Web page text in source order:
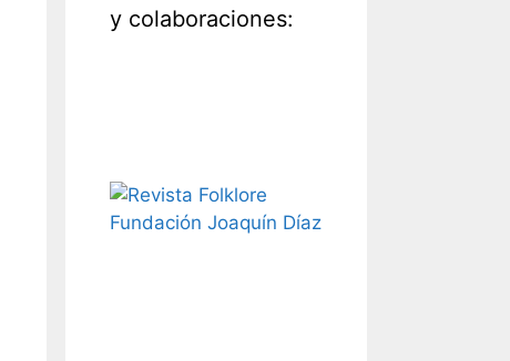
y colaboraciones: